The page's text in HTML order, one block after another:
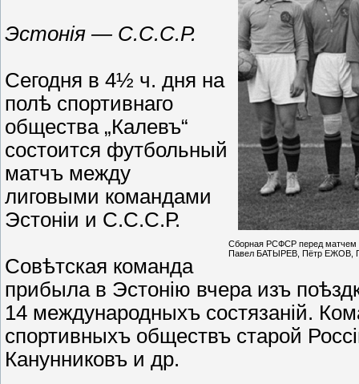
Сборная РСФСР перед
Павел БАТЫРЕВ, Пётр ЕЖОВ,
Эстонія — С.С.С.Р.
Сегодня в 4½ ч. дня на
полѣ спортивнаго
общества „Калевъ“
состоится футбольный
матчъ между
лиговыми командами
Эстоніи и С.С.С.Р.
Совѣтская команда
прибыла в Эстонію вчера изъ
14 международныхъ состязаній.
спортивныхъ обществъ старой
Канунниковъ и др.